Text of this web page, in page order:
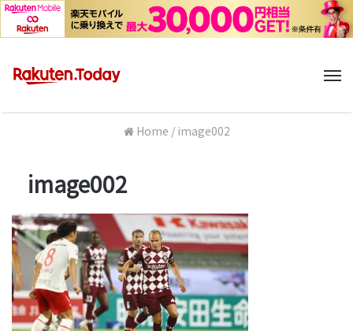
Home / image002
image002